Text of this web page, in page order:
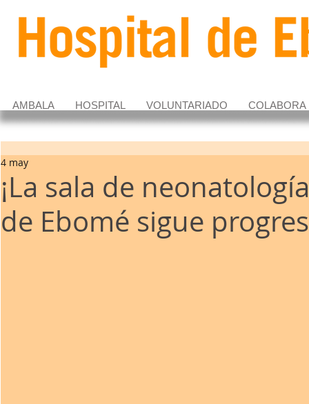
AMBALA HOSPITAL VOLUNTARIADO COLABORA
¡La sala de
de Ebomé sigue
4 may